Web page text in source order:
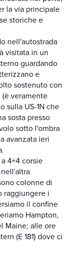
la via principale
storiche e
nell'autostrada
visitata in un
guardando
e
sostenuto con
veramente
sulla US-1N che
sosta presso
sotto l'ombra
avanzata ieri
4+4 corsie
colonne di
raggiungere i
il confine
Hampton,
Maine; alle ore
(E 181) dove ci